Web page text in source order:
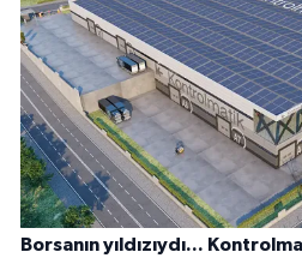
Borsanın yıldızıydı...